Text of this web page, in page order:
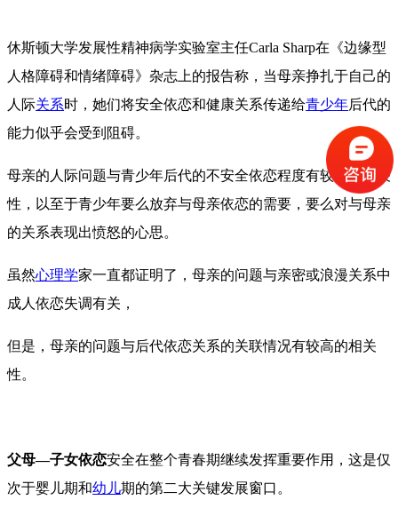
休斯顿大学发展性精神病学实验室主任Carla Sharp在《边缘型
人格障碍和情绪障碍》杂志上的报告称，当母亲挣扎于自己的
人际关系时，她们将安全依恋和健康关系传递给青少年后代的
能力似乎会受到阻碍。
母亲的人际问题与青少年后代的不安全依恋程度有较高的相关
性，以至于青少年要么放弃与母亲依恋的需要，要么对与母亲
的关系表现出愤怒的心思。
虽然心理学家一直都证明了，母亲的问题与亲密或浪漫关系中
成人依恋失调有关，
但是，母亲的问题与后代依恋关系的关联情况有较高的相关
性。
父母—子女依恋安全在整个青春期继续发挥重要作用，这是仅
次于婴儿期和幼儿期的第二大关键发展窗口。